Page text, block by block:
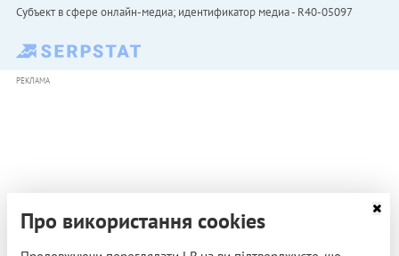
Субъект в сфере онлайн-медиа; идентификатор медиа - R40-05097
РЕКЛАМА
Про використання cookies